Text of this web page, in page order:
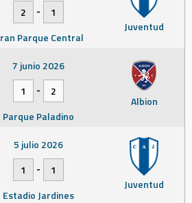
Juventud
2
-
1
Parque Central
Albion
7 junio 2026
1
-
2
Parque Paladino
Juventud
5 julio 2026
1
-
1
Estadio Jardines